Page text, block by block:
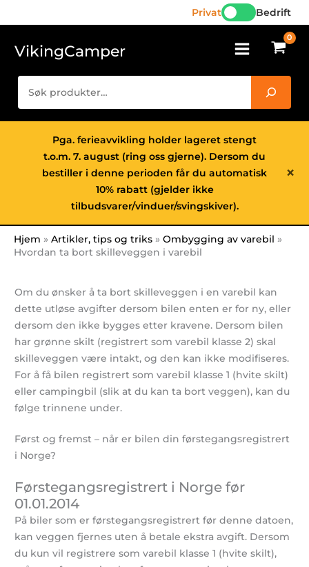
rett
innholdet
Privat Bedrift
VikingCamper
×
Pga. ferieavvikling holder lageret stengt
t.o.m. 7. august (ring oss gjerne). Dersom du
bestiller i denne perioden får du automatisk
10% rabatt (gjelder ikke
tilbudsvarer/vinduer/svingskiver).
Hjem Artikler, tips og triks
Ombygging av varebil
Hvordan ta bort skilleveggen i varebil
Om du ønsker å ta bort skilleveggen i en varebil kan
dette utløse avgifter dersom bilen enten er for ny, eller
dersom den ikke bygges etter kravene. Dersom bilen
har grønne skilt (registrert som varebil klasse 2) skal
skilleveggen være intakt, og den kan ikke modifiseres.
For å få bilen registrert som varebil klasse 1 (hvite skilt)
eller campingbil (slik at du kan ta bort veggen), kan du
følge trinnene under.
Først og fremst – når er bilen din førstegangsregistrert
i Norge?
Førstegangsregistrert i Norge før
01.01.2014
På biler som er førstegangsregistrert før denne datoen,
kan veggen fjernes uten å betale ekstra avgift. Dersom
du kun vil registrere som varebil klasse 1 (hvite skilt),